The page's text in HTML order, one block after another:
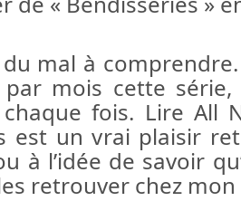
du mal à
mois cette
fois. Lire All
est un vrai plaisir
à l’idée de savoir
retrouver chez